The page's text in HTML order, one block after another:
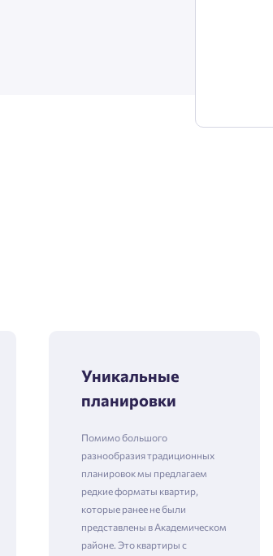
Уникальные
планировки
Помимо большого
разнообразия традиционных
планировок мы предлагаем
редкие форматы квартир,
которые ранее не были
представлены в Академическом
районе. Это квартиры с